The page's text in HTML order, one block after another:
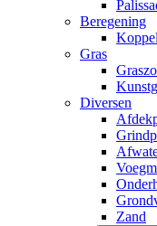
Beregening
Gras
Diversen
Zand